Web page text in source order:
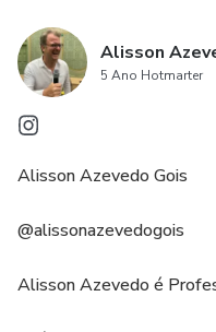
Alisson
5 Ano Hotmarter
Alisson Azevedo Gois
@alissonazevedogois
Alisson Azevedo é